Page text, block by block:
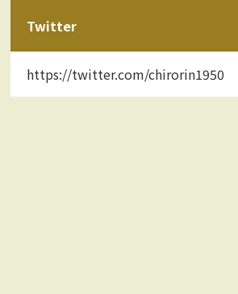
Twitter
https://twitter.com/chirorin1950